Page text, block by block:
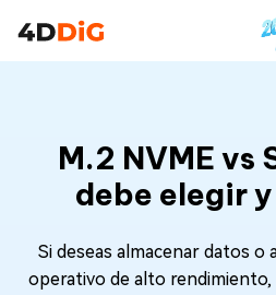
M.2 NVME vs
debe elegir
Si deseas almacenar datos o
operativo de alto